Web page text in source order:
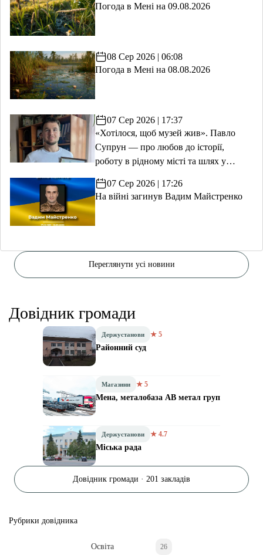
Погода в Мені на 09.08.2026
08 Сер 2026 | 06:08
Погода в Мені на 08.08.2026
07 Сер 2026 | 17:37
«Хотілося, щоб музей жив». Павло
Супрун — про любов до історії,
роботу в рідному місті та шлях у
07 Сер 2026 | 17:26
На війні загинув Вадим Майстренко
Переглянути усі новини
Довідник громади
Держустанови ★ 5
Районний суд
Магазини ★ 5
Мена, металобаза АВ метал груп
Держустанови ★ 4.7
Міська рада
Довідник громади · 201 закладів
Рубрики довідника
Освіта 26